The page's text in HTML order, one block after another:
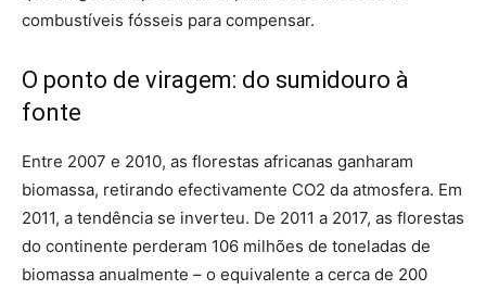
combustíveis fósseis para compensar.
O ponto de viragem: do sumidouro à
fonte
Entre 2007 e 2010, as florestas africanas ganharam
biomassa, retirando efectivamente CO2 da atmosfera. Em
2011, a tendência se inverteu. De 2011 a 2017, as florestas
do continente perderam 106 milhões de toneladas de
biomassa anualmente – o equivalente a cerca de 200